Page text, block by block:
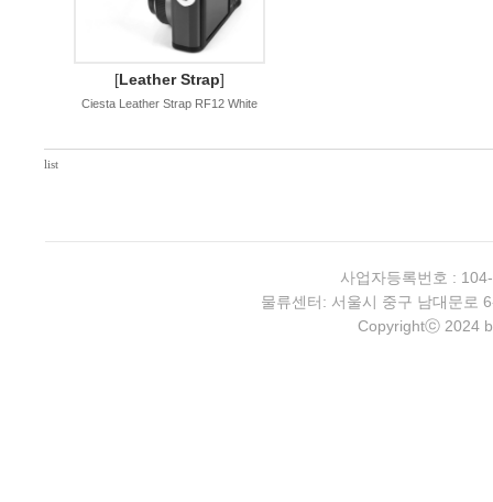
[Leather Strap]
Ciesta Leather Strap RF12 White
list
사업자등록번호 :
물류센터: 서울시 중구 남대문로
Copyrightⓒ 2024